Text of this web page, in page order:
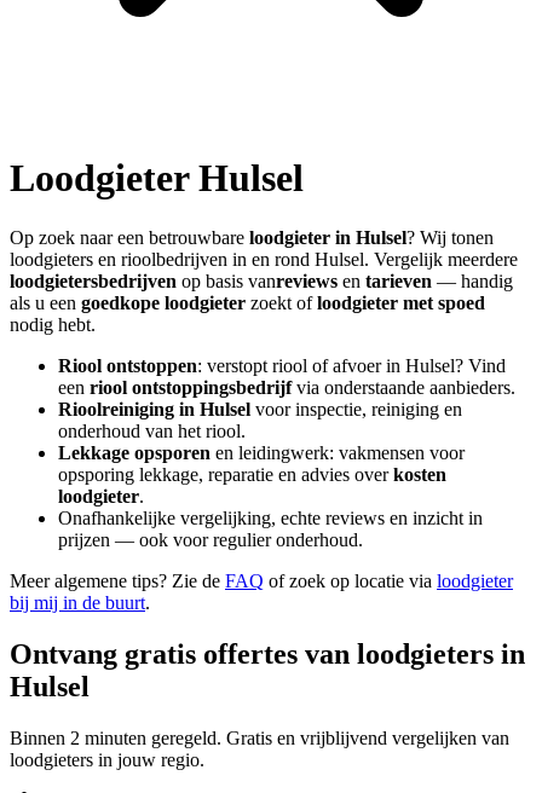
LoodgieterHulsel
Op zoek naar een betrouwbare loodgieter in Hulsel? Wij tonen
loodgieters en rioolbedrijven in en rond Hulsel. Vergelijk meerdere
loodgietersbedrijven op basis vanreviews en tarieven — handig
als u een goedkope loodgieter zoekt ofloodgieter met spoed
nodig hebt.
Riool ontstoppen: verstopt riool of afvoer in Hulsel? Vind
een riool ontstoppingsbedrijfvia onderstaande aanbieders.
Rioolreiniging in Hulsel voor inspectie, reiniging en
onderhoud van het riool.
Lekkage opsporen en leidingwerk: vakmensen voor
opsporing lekkage, reparatie en advies overkosten
loodgieter.
Onafhankelijke vergelijking, echte reviews en inzicht in
prijzen — ook voor regulier onderhoud.
Meer algemene tips? Zie de FAQ of zoek op locatie via loodgieter
bij mij in de buurt.
Ontvang gratis offertes van loodgieters in
Hulsel
Binnen 2 minuten geregeld. Gratis en vrijblijvend vergelijken van
loodgieters in jouw regio.